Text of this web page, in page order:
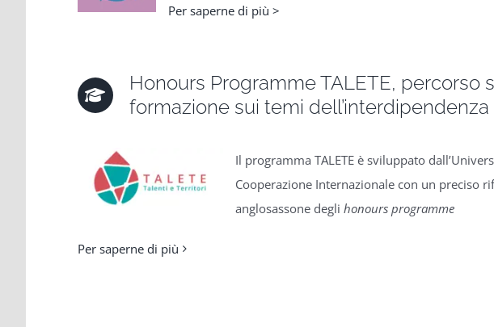
Per saperne di più >
Honours Programme TALETE, percorso
formazione sui temi
Il programma TALETE è sviluppato
Cooperazione Internazionale con un preciso
anglosassone degli honours programme
Per saperne di più